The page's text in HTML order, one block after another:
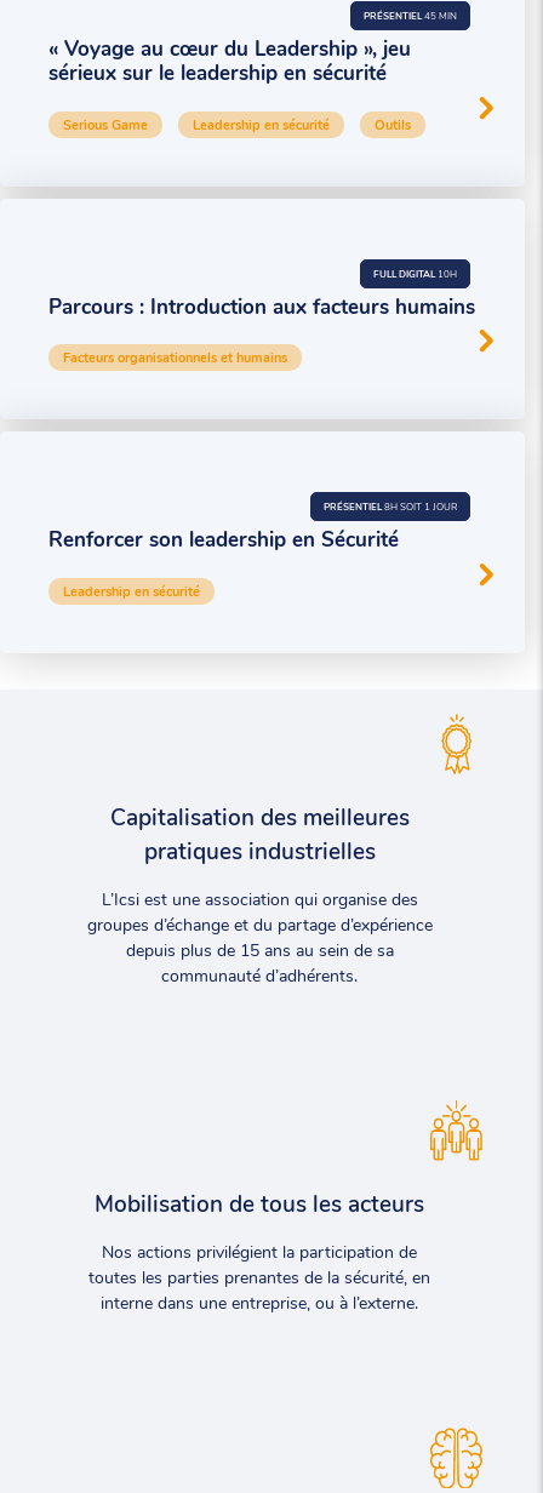
PRÉSENTIEL45 MIN
« Voyage au cœur du Leadership », jeu
sérieux sur le leadership en sécurité
Serious Game Leadership en sécurité Outils
FULL DIGITAL 10H
Parcours : Introduction aux facteurs humains
Facteurs organisationnels et humains
PRÉSENTIEL 8H SOIT 1 JOUR
Renforcer son leadership en Sécurité
Leadership en sécurité
Capitalisation des meilleures
pratiques industrielles
L’Icsi est une association qui organise des
groupes d’échange et du partage d’expérience
depuis plus de 15 ans au sein de sa
communauté d’adhérents.
Mobilisation de tous les acteurs
Nos actions privilégient la participation de
toutes les parties prenantes de la sécurité, en
interne dans une entreprise, ou à l’externe.